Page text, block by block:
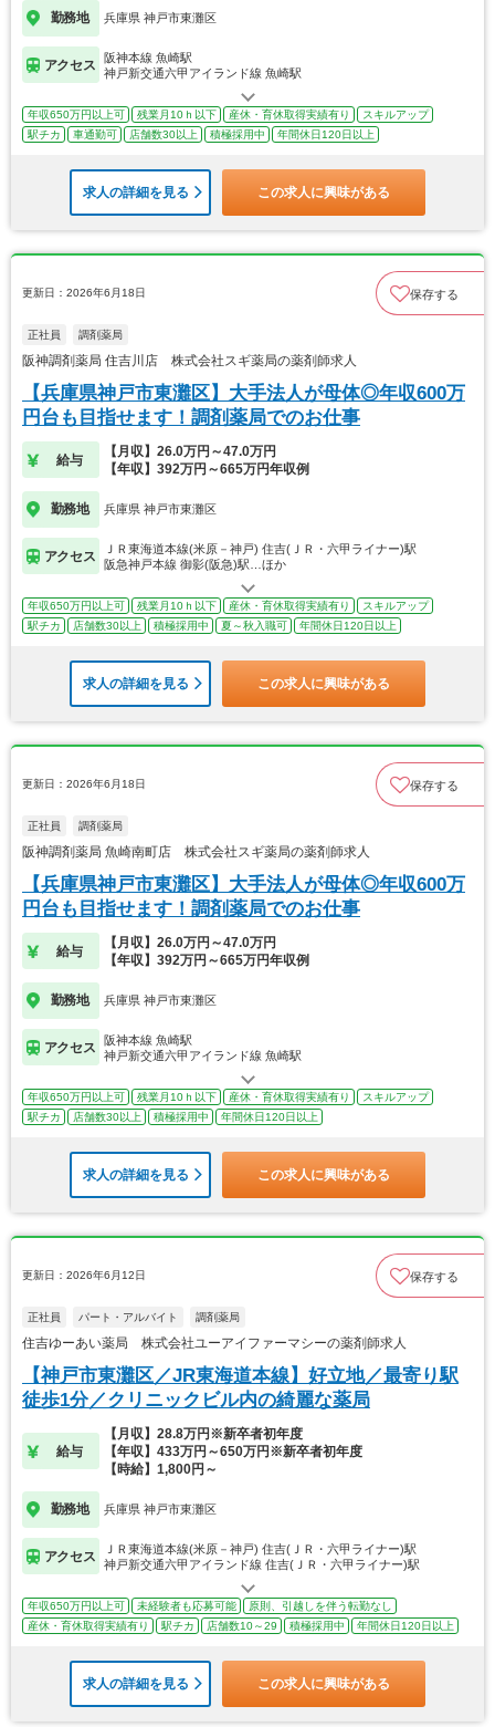
勤務地 兵庫県 神戸市東灘区
アクセス
阪神本線 魚崎駅
神戸新交通六甲アイランド線 魚崎駅
年収650万円以上可 残業月10ｈ以下 産休・育休取得実績有り
スキルアップ
駅チカ
車通勤可 店舗数30以上 積極採用中 年間休日120日以上
求人の詳細を見る この求人に興味がある
更新日：2026年6月18日 保存する
正社員 調剤薬局
阪神調剤薬局 住吉川店 株式会社スギ薬局の薬剤師求人
【兵庫県神戸市東灘区】大手法人が母体◎年収600万
円台も目指せます！調剤薬局でのお仕事
給与
【月収】26.0万円～47.0万円
【年収】392万円～665万円年収例
勤務地 兵庫県 神戸市東灘区
アクセス
ＪＲ東海道本線(米原－神戸) 住吉(ＪＲ・六甲ライナー)駅
阪急神戸本線 御影(阪急)駅…ほか
年収650万円以上可 残業月10ｈ以下 産休・育休取得実績有り
スキルアップ
駅チカ
店舗数30以上 積極採用中 夏～秋入職可 年間休日120日以上
求人の詳細を見る この求人に興味がある
更新日：2026年6月18日 保存する
正社員 調剤薬局
阪神調剤薬局 魚崎南町店 株式会社スギ薬局の薬剤師求人
【兵庫県神戸市東灘区】大手法人が母体◎年収600万
円台も目指せます！調剤薬局でのお仕事
給与
【月収】26.0万円～47.0万円
【年収】392万円～665万円年収例
勤務地 兵庫県 神戸市東灘区
アクセス
阪神本線 魚崎駅
神戸新交通六甲アイランド線 魚崎駅
年収650万円以上可 残業月10ｈ以下 産休・育休取得実績有り
スキルアップ
駅チカ
店舗数30以上 積極採用中 年間休日120日以上
求人の詳細を見る この求人に興味がある
更新日：2026年6月12日 保存する
正社員 パート・アルバイト 調剤薬局
住吉ゆーあい薬局 株式会社ユーアイファーマシーの薬剤師求人
【神戸市東灘区／JR東海道本線】好立地／最寄り駅
徒歩1分／クリニックビル内の綺麗な薬局
給与
【月収】28.8万円※新卒者初年度
【年収】433万円～650万円※新卒者初年度
【時給】1,800円～
勤務地 兵庫県 神戸市東灘区
アクセス
ＪＲ東海道本線(米原－神戸) 住吉(ＪＲ・六甲ライナー)駅
神戸新交通六甲アイランド線 住吉(ＪＲ・六甲ライナー)駅
年収650万円以上可 未経験者も応募可能
原則、引越しを伴う転勤なし
産休・育休取得実績有り
駅チカ 店舗数10～29 積極採用中 年間休日120日以上
求人の詳細を見る この求人に興味がある